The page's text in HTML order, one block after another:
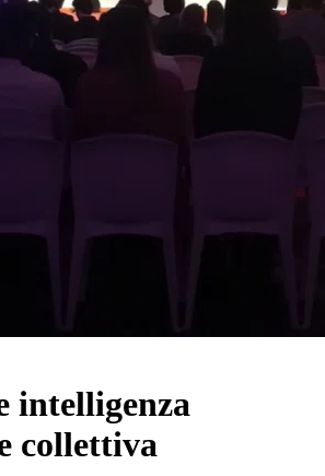
intelligenza
collettiva